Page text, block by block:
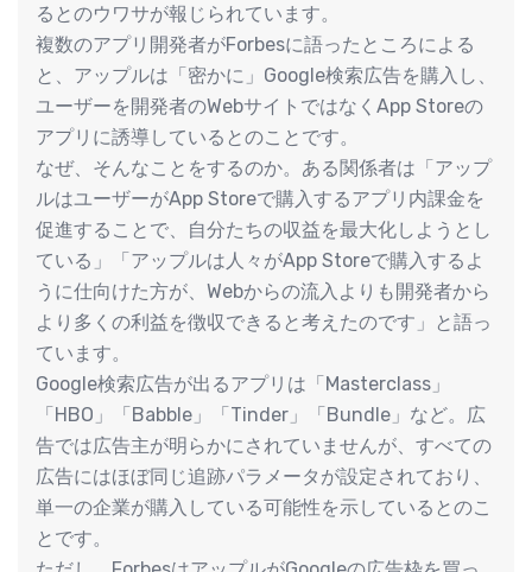
るとのウワサが報じられています。
複数のアプリ開発者がForbesに語ったところによる
と、アップルは「密かに」Google検索広告を購入し、
ユーザーを開発者のWebサイトではなくApp Storeの
アプリに誘導しているとのことです。
なぜ、そんなことをするのか。ある関係者は「アップ
ルはユーザーがApp Storeで購入するアプリ内課金を
促進することで、自分たちの収益を最大化しようとし
ている」「アップルは人々がApp Storeで購入するよ
うに仕向けた方が、Webからの流入よりも開発者から
より多くの利益を徴収できると考えたのです」と語っ
ています。
Google検索広告が出るアプリは「Masterclass」
「HBO」「Babble」「Tinder」「Bundle」など。広
告では広告主が明らかにされていませんが、すべての
広告にはほぼ同じ追跡パラメータが設定されており、
単一の企業が購入している可能性を示しているとのこ
とです。